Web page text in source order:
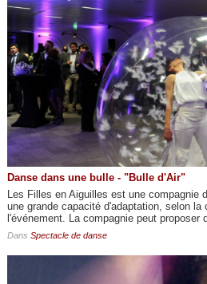
Danse dans une bulle - "Bulle d'Air"
Les Filles en Aiguilles est une compagnie
une grande capacité d'adaptation, selon
l'événement. La compagnie peut proposer
Dans Spectacle de danse